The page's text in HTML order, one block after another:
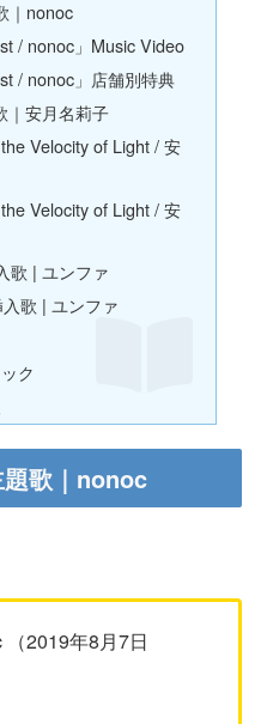
｜nonoc
/ nonoc」Music Video
/ nonoc」店舗別特典
｜安月名莉子
Velocity of Light / 安
Velocity of Light / 安
歌 | ユンファ
歌 | ユンファ
ク
歌｜nonoc
（2019年8月7日